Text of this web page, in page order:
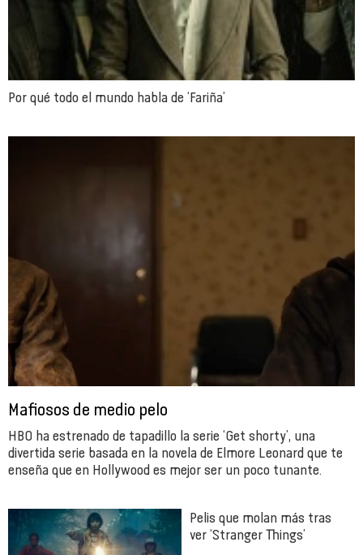
Por qué todo el mundo habla de ‘Fariña’
Mafiosos de medio pelo
HBO ha estrenado de tapadillo la serie ‘Get shorty’, una
divertida serie basada en la novela de Elmore Leonard que te
enseña que en Hollywood es mejor ser un poco tunante.
Pelis que molan más tras
ver ‘Stranger Things’